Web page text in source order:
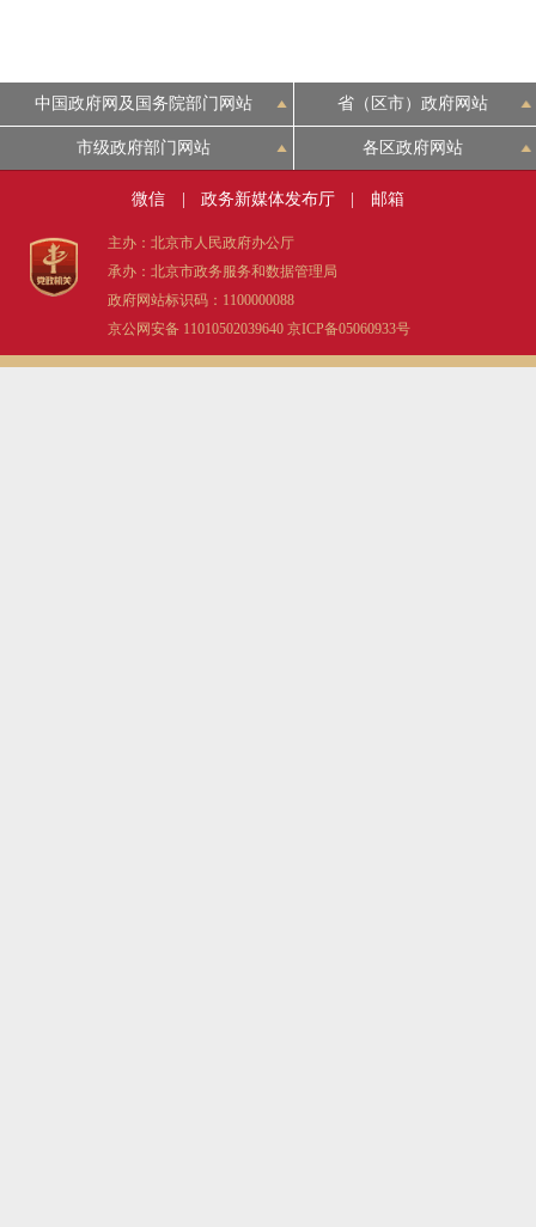
绿色北京
多语种
ENGLISH
DEUTSCH
中国政府网及国务院部门网站 省（区市）政府网站
市级政府部门网站 各区政府网站
微信 政务新媒体发布厅 邮箱
主办：北京市人民政府办公厅
承办：北京市政务服务和数据管理局
政府网站标识码：1100000088
京公网安备 11010502039640 京ICP备05060933号